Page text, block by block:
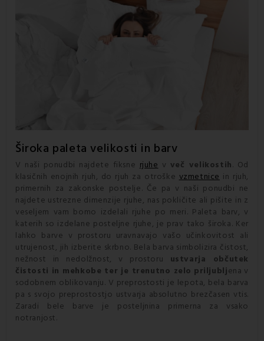
Široka paleta velikosti in barv
V naši ponudbi najdete fiksne rjuhev več velikostih. Od
klasičnih enojnih rjuh, do rjuh za otroške vzmetnicein rjuh,
primernih za zakonske postelje. Če pa v naši ponudbi ne
najdete ustrezne dimenzije rjuhe, nas pokličite ali pišite in z
veseljem vam bomo izdelali rjuhe po meri. Paleta barv, v
katerih so izdelane posteljne rjuhe, je prav tako široka. Ker
lahko barve v prostoru uravnavajo vašo učinkovitost ali
utrujenost, jih izberite skrbno. Bela barva simbolizira čistost,
nežnost in nedolžnost, v prostoru ustvarja občutek
čistosti in mehkobe ter je trenutno zelo priljubljena v
sodobnem oblikovanju. V preprostosti je lepota, bela barva
pa s svojo preprostostjo ustvarja absolutno brezčasen vtis.
Zaradi bele barve je posteljnina primerna za vsako
notranjost.